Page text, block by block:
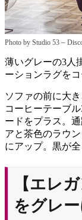
Photo by Studio 53 –
薄いグレーの3人
ーションラグをコ
ソファの前に大
コーヒーテーブ
ードをプラス。
アと茶色のラウ
にアップ。黒が
【エレ
をグレ